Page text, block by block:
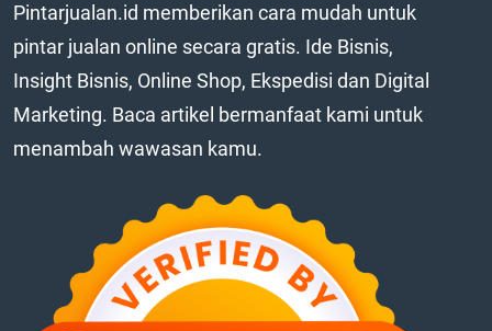
Pintarjualan.id memberikan cara mudah untuk
pintar jualan online secara gratis. Ide Bisnis,
Insight Bisnis, Online Shop, Ekspedisi dan Digital
Marketing. Baca artikel bermanfaat kami untuk
menambah wawasan kamu.